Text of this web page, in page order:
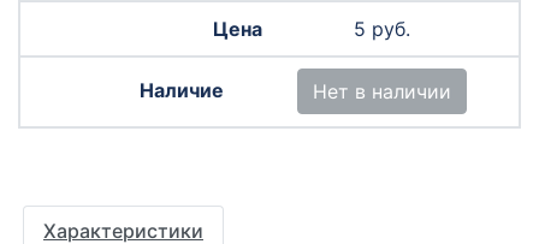
5 руб.
Нет в наличии
Характеристики